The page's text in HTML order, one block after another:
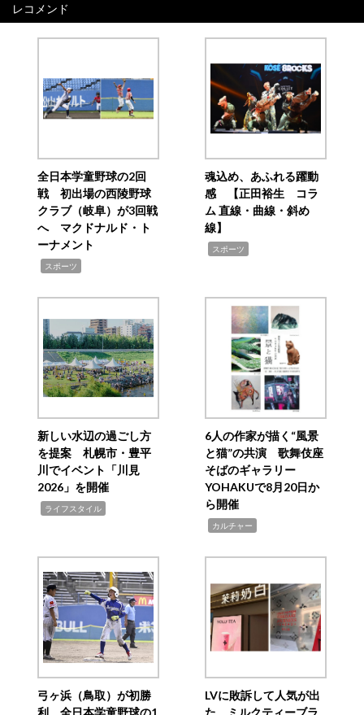
レコメンド
全日本学童野球の2回
戦 初出場の西陵野球
クラブ（岐阜）が3回戦
へ マクドナルド・ト
ーナメント
スポーツ
魂込め、あふれる躍動
感 【正田裕生 コラ
ム 直線・曲線・斜め
線】
スポーツ
新しい水辺の過ごし方
を提案 札幌市・豊平
川でイベント「川見
2026」を開催
ライフスタイル
6人の作家が描く“風景
と猫”の共演 歌舞伎座
そばのギャラリー
YOHAKUで8月20日か
ら開催
カルチャー
弓ヶ浜（鳥取）が初勝
LVに敗訴して人気が出